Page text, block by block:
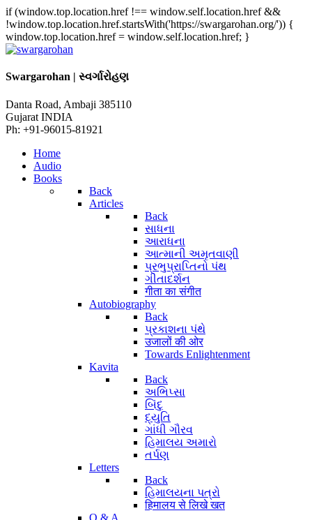
if (window.top.location.href !== window.self.location.href &&
!window.top.location.href.startsWith('https://swargarohan.org/')) {
window.top.location.href = window.self.location.href; }
Swargarohan | સ્વર્ગારોહણ
Danta Road, Ambaji 385110
Gujarat INDIA
Ph: +91-96015-81921
Home
Audio
Books
Back
Articles
Back
સાધના
આરાધના
આત્માની અમૃતવાણી
પ્રભુપ્રાપ્તિનો પંથ
ગીતાદર્શન
गीता का संगीत
Autobiography
Back
પ્રકાશના પંથે
उजालों की ओर
Towards Enlightenment
Kavita
Back
અભિપ્સા
બિંદુ
દ્યુતિ
ગાંધી ગૌરવ
હિમાલય અમારો
તર્પણ
Letters
Back
હિમાલયના પત્રો
हिमालय से लिखे खत
Q & A